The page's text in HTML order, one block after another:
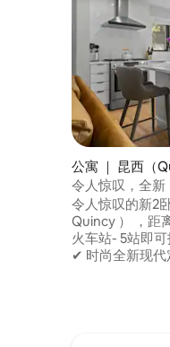
公寓 ｜ 昆西（
令人惊叹，全新
令人惊叹的新2
Quincy ） ，距
火车站- 5站即
✔ 时尚全新现代